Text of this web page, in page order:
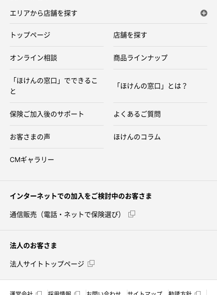
エリアから店舗を探す
トップページ 店舗を探す
オンライン相談 商品ラインナップ
「ほけんの窓口」でできるこ
と
「ほけんの窓口」とは？
保険ご加入後のサポート よくあるご質問
お客さまの声 ほけんのコラム
CMギャラリー
インターネットでの加入をご検討中のお客さま
通信販売（電話・ネットで保険選び）
法人のお客さま
法人サイトトップページ